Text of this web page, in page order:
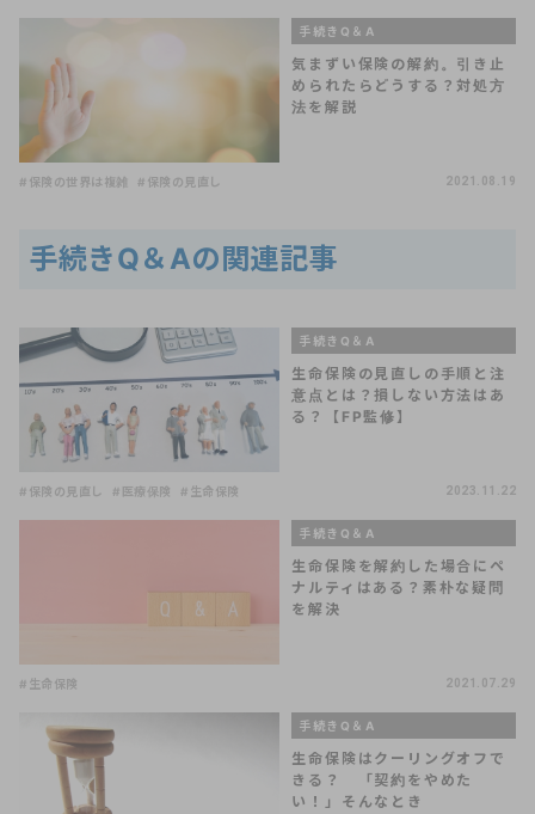
手続きQ＆A
気まずい保険の解約。引き止
められたらどうする？対処方
法を解説
#保険の世界は複雑 #保険の見直し 2021.08.19
手続きQ＆Aの関連記事
手続きQ＆A
生命保険の見直しの手順と注
意点とは？損しない方法はあ
る？【FP監修】
#保険の見直し #医療保険 #生命保険 2023.11.22
手続きQ＆A
生命保険を解約した場合にペ
ナルティはある？素朴な疑問
を解決
#生命保険 2021.07.29
手続きQ＆A
生命保険はクーリングオフで
きる？ 「契約をやめた
い！」そんなとき